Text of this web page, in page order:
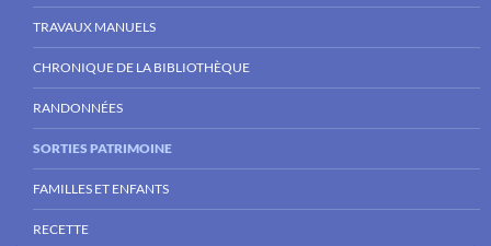
TRAVAUX MANUELS
CHRONIQUE DE LA BIBLIOTHÈQUE
RANDONNÉES
SORTIES PATRIMOINE
FAMILLES ET ENFANTS
RECETTE